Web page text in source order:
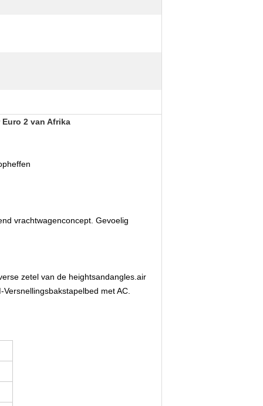
Euro 2 van Afrika
vrachtwagenconcept. Gevoelig
zetel van de heightsandangles.air
met AC.